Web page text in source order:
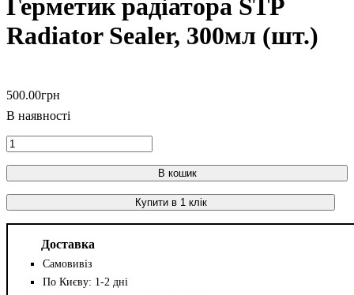
Герметик радіатора STP
Radiator Sealer, 300мл (шт.)
500.00грн
В кошик
Купити в 1 клік
Доставка
Самовивіз
По Києву: 1-2 дні